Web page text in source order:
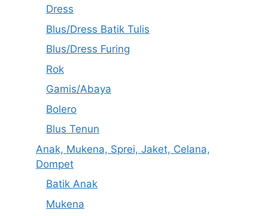
Dress
Blus/Dress Batik Tulis
Blus/Dress Furing
Rok
Gamis/Abaya
Bolero
Blus Tenun
Anak, Mukena, Sprei, Jaket, Celana,
Dompet
Batik Anak
Mukena